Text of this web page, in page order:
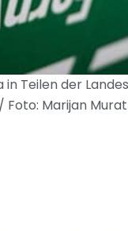
Teilen der
Foto: Marijan